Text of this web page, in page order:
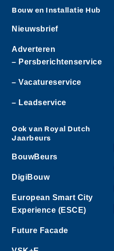
Bouw en Installatie Hub
Nieuwsbrief
Adverteren
– Persberichtenservice
– Vacatureservice
– Leadservice
Ook van Royal Dutch
Jaarbeurs
BouwBeurs
DigiBouw
European Smart City
Experience (ESCE)
Future Facade